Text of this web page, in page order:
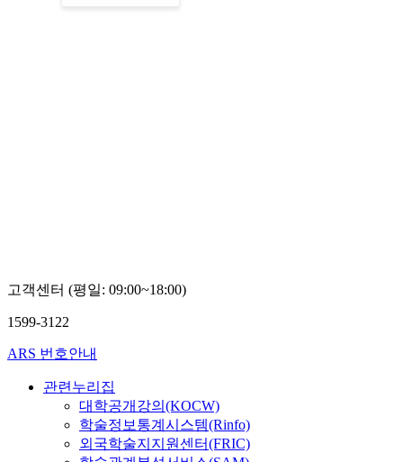
고객센터 (평일: 09:00~18:00)
1599-3122
ARS 번호안내
관련누리집
대학공개강의(KOCW)
학술정보통계시스템(Rinfo)
외국학술지지원센터(FRIC)